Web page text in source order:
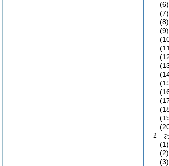
(6)
(7)
(8)
(9)
2
(1)
(2)
(3)